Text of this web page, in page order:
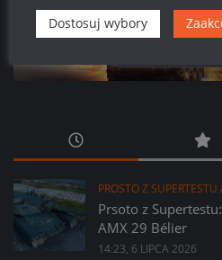
581
22
PROSTO Z SUPERTESTU
Prsoto z
AMX 29 Bélier
14:23, 6 LIPCA 2026
Dostosuj wybory